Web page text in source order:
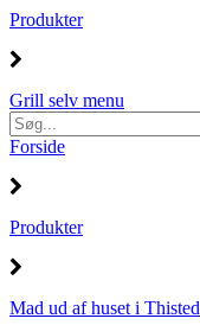
Produkter
Grill selv menu
Forside
Produkter
Mad ud af huset i Thisted